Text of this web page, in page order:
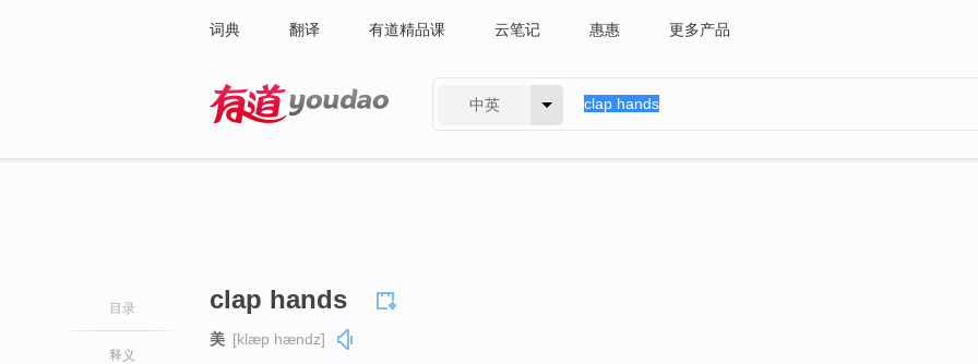
词典 翻译 有道精品课 云笔记 惠惠 更多产品
中英
目录
释义
clap hands
美 [klæp hændz]